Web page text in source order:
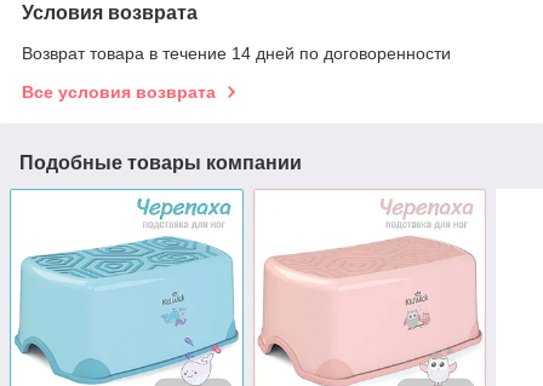
Условия возврата
Возврат товара в течение 14 дней по договоренности
Все условия возврата
Подобные товары компании